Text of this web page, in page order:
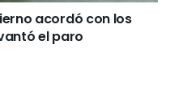
acordó con los
el paro